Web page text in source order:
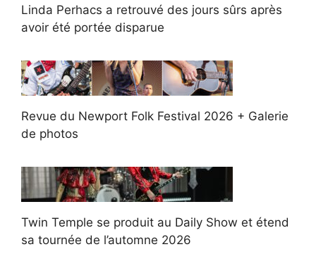
Linda Perhacs a retrouvé des jours sûrs après
avoir été portée disparue
Revue du Newport Folk Festival 2026 + Galerie
de photos
Twin Temple se produit au Daily Show et étend
sa tournée de l’automne 2026